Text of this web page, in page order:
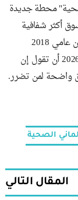
محطة جديدة
أكثر شفافية
وانضباطاً. فالقرار، وإن كان يتناول مخالفة حدثت بين عامي 2018
و2021، يتحدث في جوهره عن سوق تريد في عام 2026 أن تقول إن
واضحة لمن تضرر.
الصحية
المقال التالي